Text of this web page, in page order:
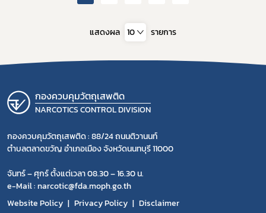
แสดงผล 10 รายการ
กองควบคุมวัตถุเสพติด
NARCOTICS CONTROL DIVISION
กองควบคุมวัตถุเสพติด : 88/24 ถนนติวานนท์
ตำบลตลาดขวัญ อำเภอเมือง จังหวัดนนทบุรี 11000
จันทร์ – ศุกร์ ตั้งแต่เวลา 08.30 – 16.30 น.
e-Mail : narcotic@fda.moph.go.th
Website Policy
Privacy Policy
Disclaimer